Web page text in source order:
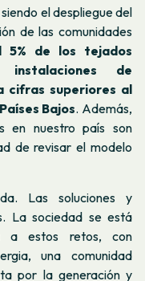
el despliegue del
de las comunidades
5% de los tejados
instalaciones de
cifras superiores al
Bajos. Además,
en nuestro país son
de revisar el modelo
Las soluciones y
La sociedad se está
a estos retos, con
una comunidad
por la generación y